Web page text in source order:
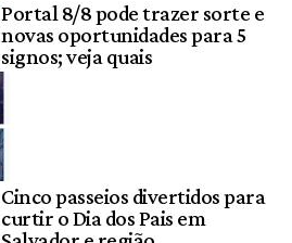
Portal 8/8 pode trazer sorte e
novas oportunidades para 5
signos; veja quais
Cinco passeios divertidos para
curtir o Dia dos Pais em